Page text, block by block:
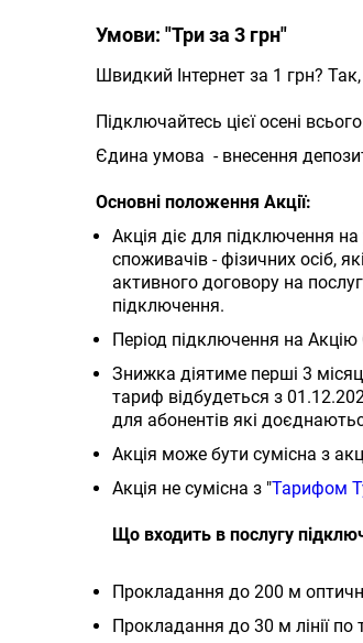
Умови: "Три за 3 грн"
Швидкий Інтернет за 1 грн?
Підключайтесь цієї осені всього
Єдина умова - внесення
Основні положення Акції:
Акція діє для підключення
споживачів - фізичних осіб,
активного договору на
підключення.
Період підключення на
Знижка діятиме перші 3
тариф відбудеться з
для абонентів які
Акція може бути сумісна з
Акція не сумісна з "Тарифом
Що входить в послугу
Прокладання до 200 м
Прокладання до 30 м лінії по